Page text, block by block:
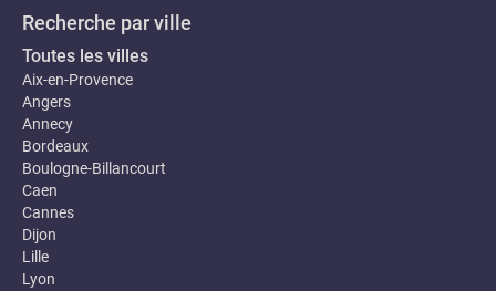
Recherche par ville
Toutes les villes
Aix-en-Provence
Angers
Annecy
Bordeaux
Boulogne-Billancourt
Caen
Cannes
Dijon
Lille
Lyon